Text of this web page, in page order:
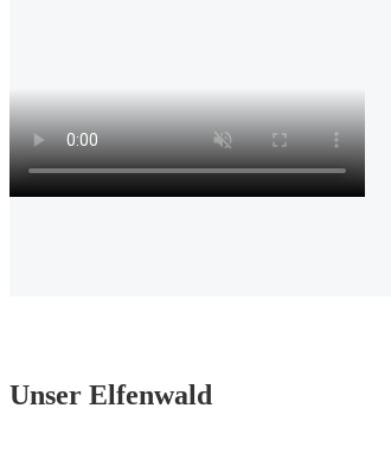
Unser Elfenwald